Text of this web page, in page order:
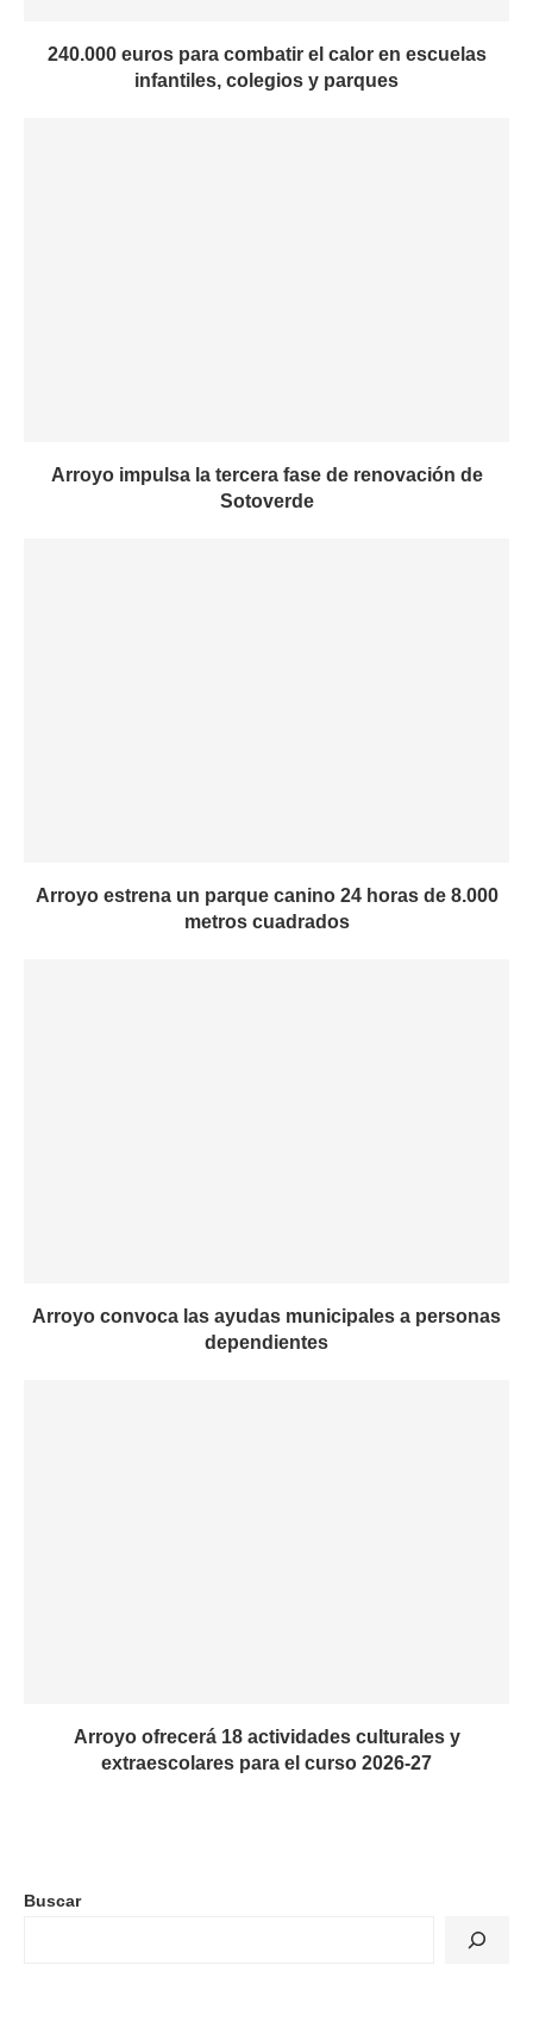
240.000 euros para combatir el calor en escuelas
infantiles, colegios y parques
Arroyo impulsa la tercera fase de renovación de
Sotoverde
Arroyo estrena un parque canino 24 horas de 8.000
metros cuadrados
Arroyo convoca las ayudas municipales a personas
dependientes
Arroyo ofrecerá 18 actividades culturales y
extraescolares para el curso 2026-27
Buscar